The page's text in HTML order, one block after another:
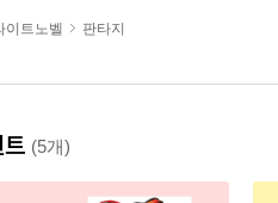
이트노벨 판타지
(5개)